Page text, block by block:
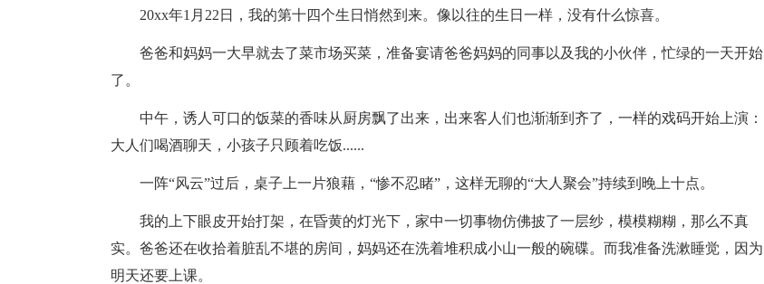
20xx年1月22日，我的第十四个生日悄然到来。像以往的生日一样，没有什么惊喜。
爸爸和妈妈一大早就去了菜市场买菜，准备宴请爸爸妈妈的同事以及我的小伙伴，忙绿的一天开始
了。
中午，诱人可口的饭菜的香味从厨房飘了出来，出来客人们也渐渐到齐了，一样的戏码开始上演：
大人们喝酒聊天，小孩子只顾着吃饭......
一阵“风云”过后，桌子上一片狼藉，“惨不忍睹”，这样无聊的“大人聚会”持续到晚上十点。
我的上下眼皮开始打架，在昏黄的灯光下，家中一切事物仿佛披了一层纱，模模糊糊，那么不真
实。爸爸还在收拾着脏乱不堪的房间，妈妈还在洗着堆积成小山一般的碗碟。而我准备洗漱睡觉，因为
明天还要上课。